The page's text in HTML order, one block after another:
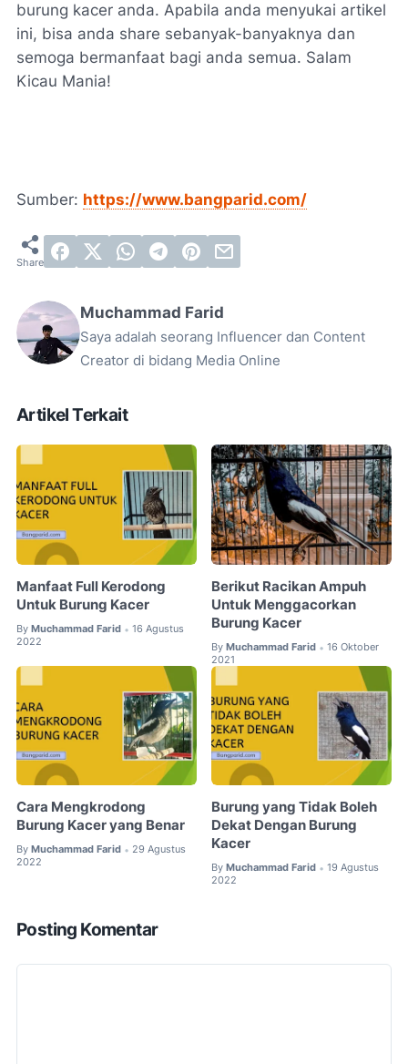
burung kacer anda. Apabila anda menyukai artikel
ini, bisa anda share sebanyak-banyaknya dan
semoga bermanfaat bagi anda semua. Salam
Kicau Mania!
Sumber: https://www.bangparid.com/
Muchammad Farid
Saya adalah seorang Influencer dan Content
Creator di bidang Media Online
Artikel Terkait
Manfaat Full Kerodong
Untuk Burung Kacer
By Muchammad Farid • 16 Agustus
2022
Berikut Racikan Ampuh
Untuk Menggacorkan
Burung Kacer
By Muchammad Farid • 16 Oktober
2021
Cara Mengkrodong
Burung Kacer yang Benar
By Muchammad Farid • 29 Agustus
2022
Burung yang Tidak Boleh
Dekat Dengan Burung
Kacer
By Muchammad Farid • 19 Agustus
2022
Posting Komentar